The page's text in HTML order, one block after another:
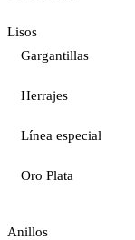
Lisos
Gargantillas
Herrajes
Línea especial
Oro Plata
Anillos